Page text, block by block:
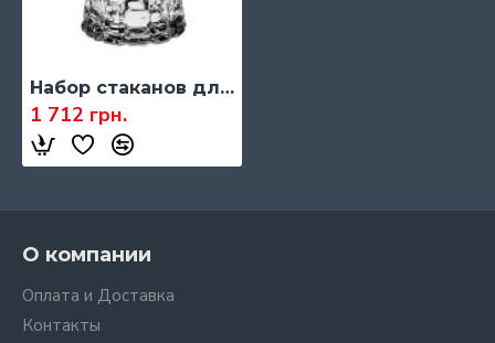
Набор стаканов для виски Bohemia Patriot, 200 мл., 6 шт. (6200)
1 712 грн.
О компании
Оплата и Доставка
Контакты